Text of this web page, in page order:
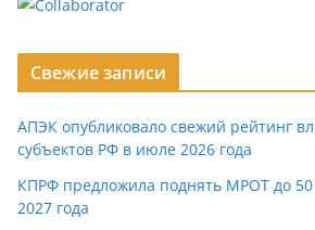
Свежие записи
АПЭК опубликовало свежий рейтинг
субъектов РФ в июле 2026 года
КПРФ предложила поднять МРОТ до 50
2027 года